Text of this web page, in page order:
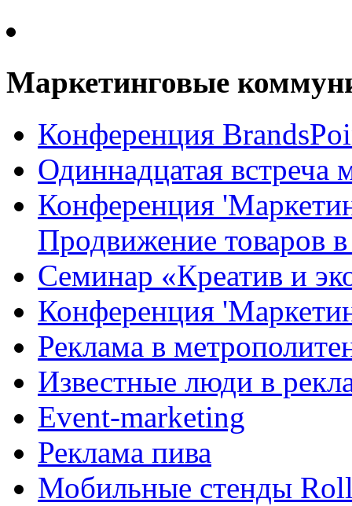
Маркетинговые
Конференция
Одиннадцатая
Конференция
Продвижение товаров
Семинар «Креатив и
Конференция
Реклама в
Известные люди в
Event-marketing
Реклама пива
Мобильные стенды